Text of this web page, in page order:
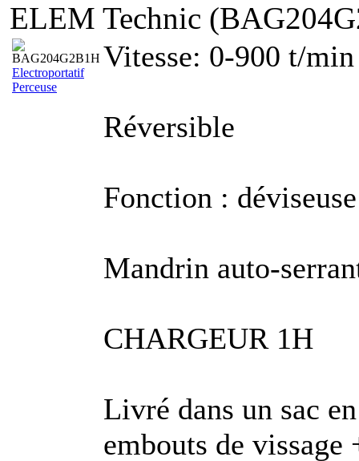
ELEM Technic
Electroportatif
Perceuse
Vitesse: 0-900 t/min
Réversible
Fonction : déviseuse
Mandrin auto-
CHARGEUR 1H
Livré dans un sac
embouts de vissage